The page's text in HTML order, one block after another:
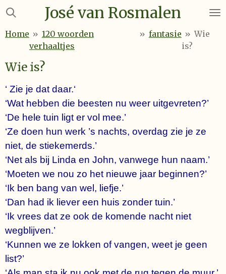
Ga
naar
hoofdinhoud
José van Rosmalen
Home » 120 woorden
verhaaltjes
» fantasie » Wie
is?
Wie is?
‘ Zie je dat daar.‘
‘Wat hebben die beesten nu weer uitgevreten?’
‘De hele tuin ligt er vol mee.’
‘Ze doen hun werk ’s nachts, overdag zie je ze
niet, de stiekemerds.’
‘Net als bij Linda en John, vanwege hun naam.’
‘Moeten we nou zo het nieuwe jaar beginnen?’
‘Ik ben bang van wel, liefje.’
‘Dan had ik liever een huis zonder tuin.’
‘Ik vrees dat ze ook de komende nacht niet
wegblijven.’
‘Kunnen we ze lokken of vangen, weet je geen
list?’